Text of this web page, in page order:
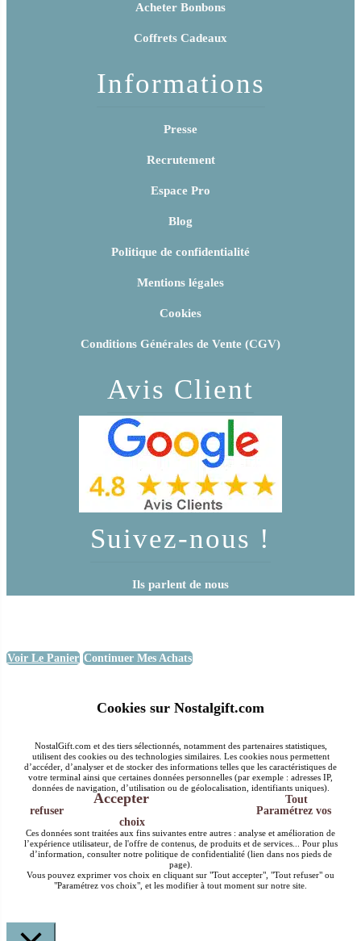
Acheter Bonbons
Coffrets Cadeaux
Informations
Presse
Recrutement
Espace Pro
Blog
Politique de confidentialité
Mentions légales
Cookies
Conditions Générales de Vente (CGV)
Avis Client
Suivez-nous !
Ils parlent de nous
Voir Le Panier Continuer Mes Achats
Cookies sur Nostalgift.com
NostalGift.com et des tiers sélectionnés, notamment des partenaires statistiques,
utilisent des cookies ou des technologies similaires. Les cookies nous permettent
d’accéder, d’analyser et de stocker des informations telles que les caractéristiques de
votre terminal ainsi que certaines données personnelles (par exemple : adresses IP,
données de navigation, d’utilisation ou de géolocalisation, identifiants uniques).
Accepter
Tout
refuser
Paramétrez vos
choix
Ces données sont traitées aux fins suivantes entre autres : analyse et amélioration de
l’expérience utilisateur, de l'offre de contenus, de produits et de services... Pour plus
d’information, consulter notre politique de confidentialité (lien dans nos pieds de
page).
Vous pouvez exprimer vos choix en cliquant sur "Tout accepter", "Tout refuser" ou
"Paramétrez vos choix", et les modifier à tout moment sur notre site.